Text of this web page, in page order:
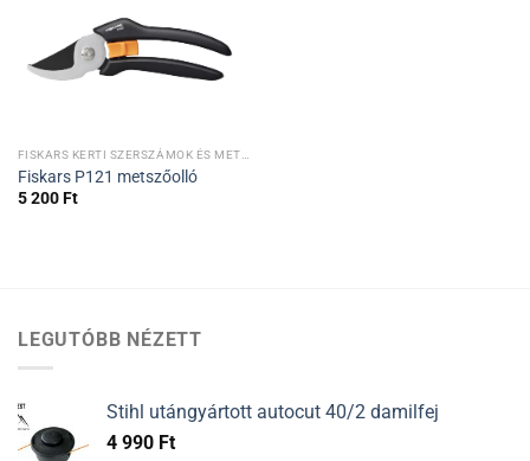
Fiskars P121 metszőolló
5 200Ft
LEGUTÓBB NÉZETT
Stihl utángyártott autocut 40/2 damilfej
4 990 Ft